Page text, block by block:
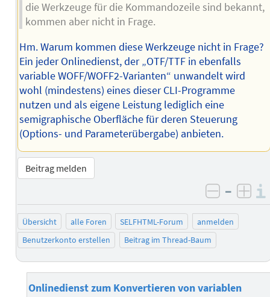
die Werkzeuge für die Kommandozeile sind bekannt,
kommen aber nicht in Frage.
Hm. Warum kommen diese Werkzeuge nicht in Frage?
Ein jeder Onlinedienst, der „OTF/TTF in ebenfalls
variable WOFF/WOFF2-Varianten“ unwandelt wird
wohl (mindestens) eines dieser CLI-Programme
nutzen und als eigene Leistung lediglich eine
semigraphische Oberfläche für deren Steuerung
(Options- und Parameterübergabe) anbieten.
Beitrag melden
negativ
–
Übersicht alle Foren SELFHTML-Forum
anmelden
Benutzerkonto erstellen
Beitrag im Thread-Baum
Onlinedienst zum Konvertieren von variablen